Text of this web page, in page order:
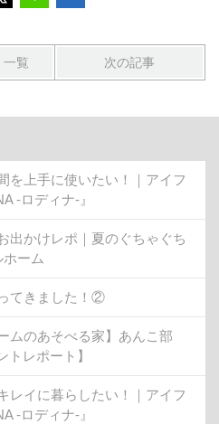
一覧 次の記事
を上手に使いたい！｜アイフ
-ロディナ-』
出かけレポ｜夏のぐちゃぐち
ーム
てきました！②
ムのあそべる家】あんこ部
トレポート】
レイに暮らしたい！｜アイフ
-ロディナ-』